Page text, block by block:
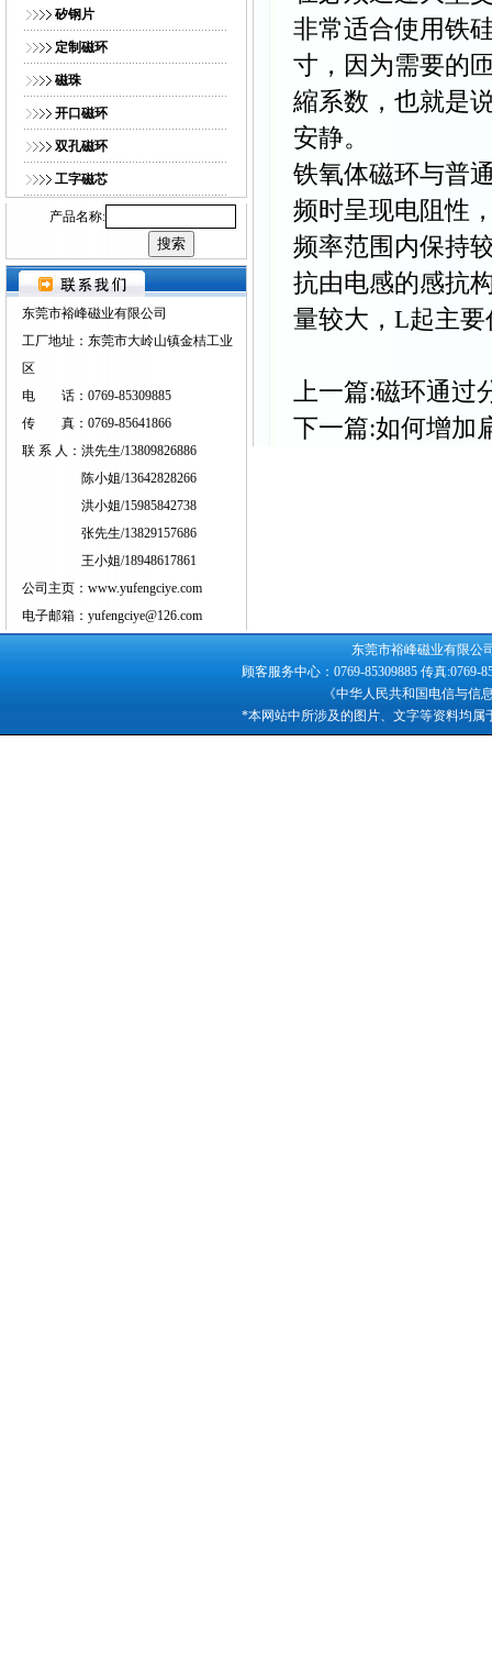
矽钢片
定制磁环
磁珠
开口磁环
双孔磁环
工字磁芯
产品名称:
东莞市裕峰磁业有限公司
工厂地址：东莞市大岭山镇金桔工业
区
电 话：0769-85309885
传 真：0769-85641866
联 系 人：洪先生/13809826886
陈小姐/13642828266
洪小姐/15985842738
张先生/13829157686
王小姐/18948617861
公司主页：www.yufengciye.com
电子邮箱：yufengciye@126.com
非常适合使用铁
寸，因为需要的
縮系数，也就是
安静。
铁氧体磁环与普
频时呈现电阻性
频率范围内保持
抗由电感的感抗
量较大，L起主
上一篇:磁环通过
下一篇:如何增加
东莞市裕峰磁业有限公
顾客服务中心：0769-85309885 传真:0769-
《中华人民共和国电信与信
*本网站中所涉及的图片、文字等资料均